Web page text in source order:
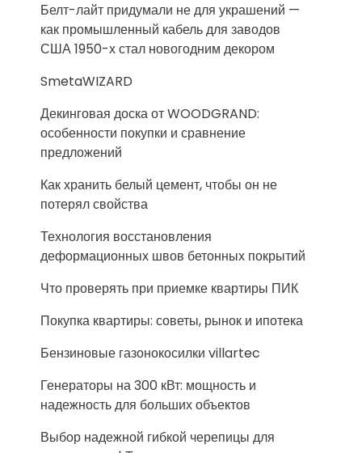
Белт-лайт придумали не для украшений —
как промышленный кабель для заводов
США 1950-х стал новогодним декором
SmetaWIZARD
Декинговая доска от WOODGRAND:
особенности покупки и сравнение
предложений
Как хранить белый цемент, чтобы он не
потерял свойства
Технология восстановления
деформационных швов бетонных покрытий
Что проверять при приемке квартиры ПИК
Покупка квартиры: советы, рынок и ипотека
Бензиновые газонокосилки villartec
Генераторы на 300 кВт: мощность и
надежность для больших объектов
Выбор надежной гибкой черепицы для